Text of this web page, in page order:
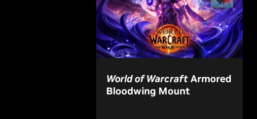
World of WarcraftArmored
Bloodwing Mount